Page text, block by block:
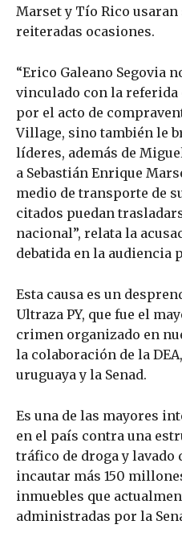
Marset y Tío Rico usaran
reiteradas ocasiones.
“Erico Galeano Segovia
vinculado con la
por el acto de
Village, sino también le
líderes, además de
a Sebastián Enrique
medio de transporte de
citados puedan
nacional”, relata la
debatida en la audiencia
Esta causa es un
Ultraza PY, que fue el
crimen organizado en
la colaboración de la
uruguaya y la Senad.
Es una de las mayores
en el país contra una
tráfico de droga y lavado
incautar más 150
inmuebles que
administradas por la